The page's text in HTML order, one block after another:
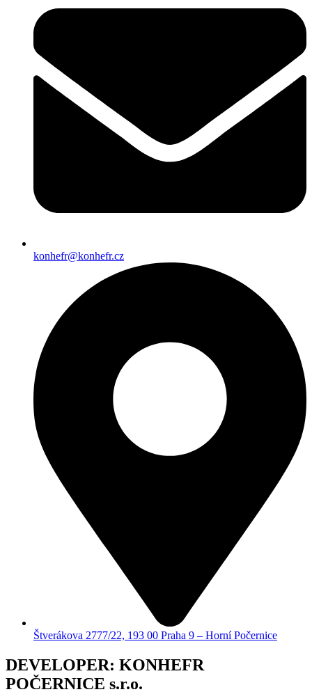
konhefr@konhefr.cz
Štverákova 2777/22, 193 00 Praha 9 – Horní Počernice
DEVELOPER: KONHEFR
POČERNICE s.r.o.